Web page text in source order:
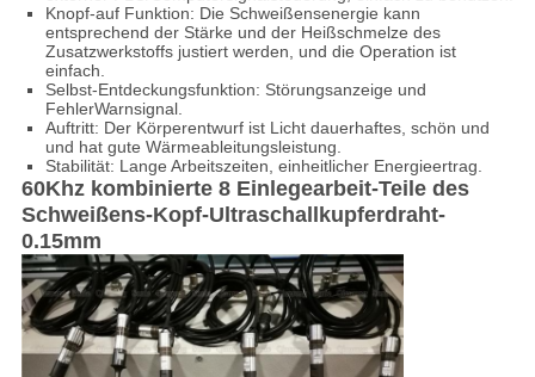
Knopf-auf Funktion: Die Schweißensenergie kann
entsprechend der Stärke und der Heißschmelze des
Zusatzwerkstoffs justiert werden, und die Operation ist
einfach.
Selbst-Entdeckungsfunktion: Störungsanzeige und
FehlerWarnsignal.
Auftritt: Der Körperentwurf ist Licht dauerhaftes, schön und
und hat gute Wärmeableitungsleistung.
Stabilität: Lange Arbeitszeiten, einheitlicher Energieertrag.
60Khz kombinierte 8 Einlegearbeit-Teile des
Schweißens-Kopf-Ultraschallkupferdraht-
0.15mm